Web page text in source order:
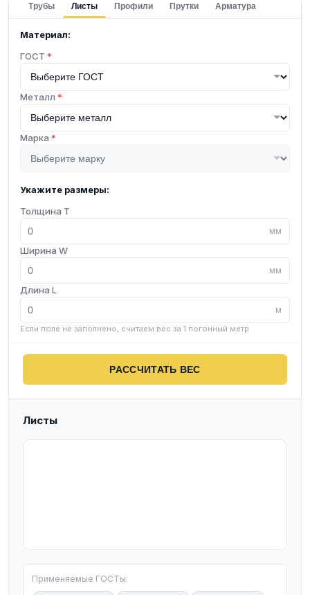
Трубы Листы Профили Прутки Арматура
Материал:
ГОСТ *
Металл *
Марка *
Укажите размеры:
Толщина T
мм
Ширина W
мм
Длина L
м
Если поле не заполнено, считаем вес за 1 погонный метр
РАССЧИТАТЬ ВЕС
Листы
Применяемые ГОСТы: